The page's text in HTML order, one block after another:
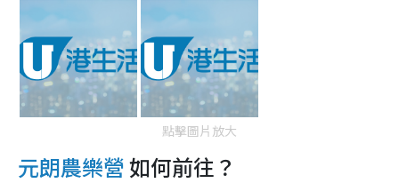
點擊圖片放大
元朗農樂營如何前往？